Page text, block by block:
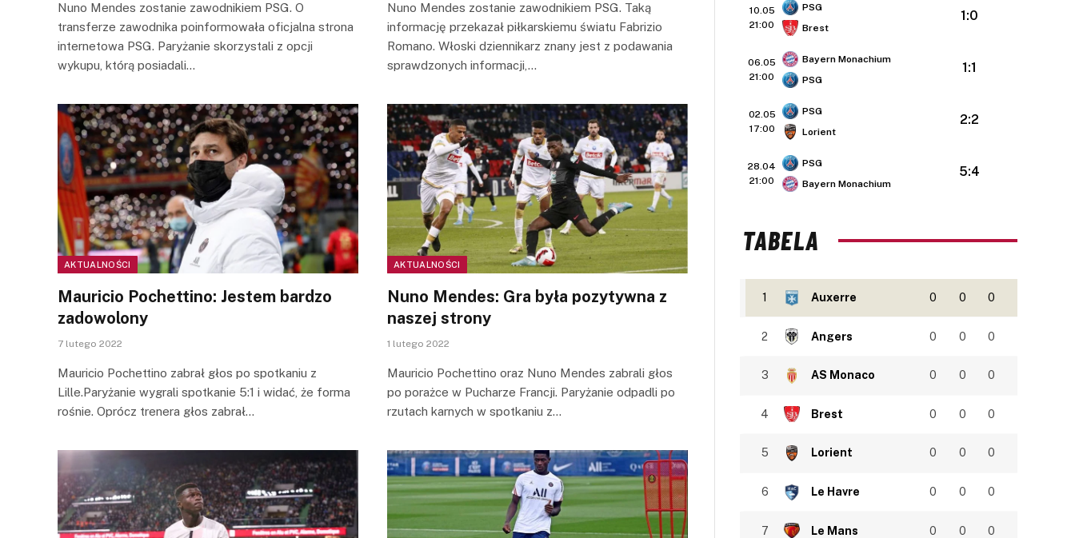
Nuno Mendes zostanie zawodnikiem PSG. O
transferze zawodnika poinformowała oficjalna strona
internetowa PSG. Paryżanie skorzystali z opcji
wykupu, którą posiadali…
Nuno Mendes zostanie zawodnikiem PSG. Taką
informację przekazał piłkarskiemu światu Fabrizio
Romano. Włoski dziennikarz znany jest z podawania
sprawdzonych informacji,…
AKTUALNOŚCI
Mauricio Pochettino: Jestem bardzo
zadowolony
7 lutego 2022
Mauricio Pochettino zabrał głos po spotkaniu z
Lille.Paryżanie wygrali spotkanie 5:1 i widać, że forma
rośnie. Oprócz trenera głos zabrał…
AKTUALNOŚCI
Nuno Mendes: Gra była pozytywna z
naszej strony
1 lutego 2022
Mauricio Pochettino oraz Nuno Mendes zabrali głos
po porażce w Pucharze Francji. Paryżanie odpadli po
rzutach karnych w spotkaniu z…
10.05
21:00
PSG
Brest
1:0
06.05
21:00
Bayern Monachium
PSG
1:1
02.05
17:00
PSG
Lorient
2:2
28.04
21:00
PSG
Bayern Monachium
5:4
TABELA
1 Auxerre 0 0 0
2 Angers 0 0 0
3 AS Monaco 0 0 0
4 Brest 0 0 0
5 Lorient 0 0 0
6 Le Havre 0 0 0
7 Le Mans 0 0 0